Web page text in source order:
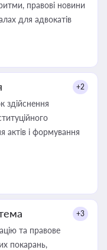
правові новини
для адвокатів
+2
здійснення
актів і формування
+3
та правове
покарань,